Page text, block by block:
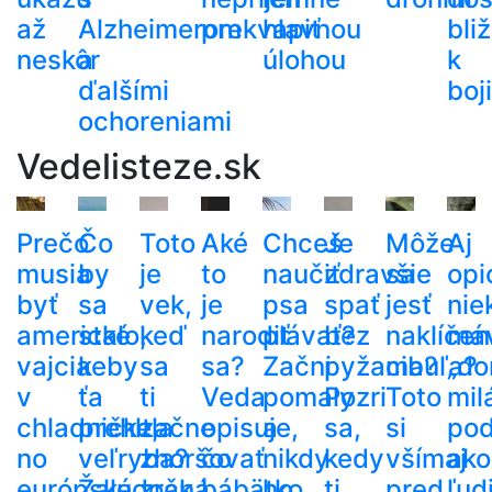
až
neskôr
Alzheimerom
a
ďalšími
ochoreniami
prekvapiť
hlavnou
úlohou
k
Vedelisteze.sk
Prečo
musia
byť
americké
vajcia
v
chladničke,
no
Čo
by
sa
stalo,
keby
ťa
prehltla
veľryba?
Toto
je
vek,
keď
sa
ti
začne
zhoršovať
Aké
to
je
narodiť
sa?
Veda
opisuje,
čo
Chceš
naučiť
psa
plávať?
Začni
pomaly
a
nikdy
Je
zdravšie
spať
bez
pyžama?
Pozri
sa,
kedy
Môže
sa
jesť
cibuľa?
Toto
si
všímaj
Aj
ako